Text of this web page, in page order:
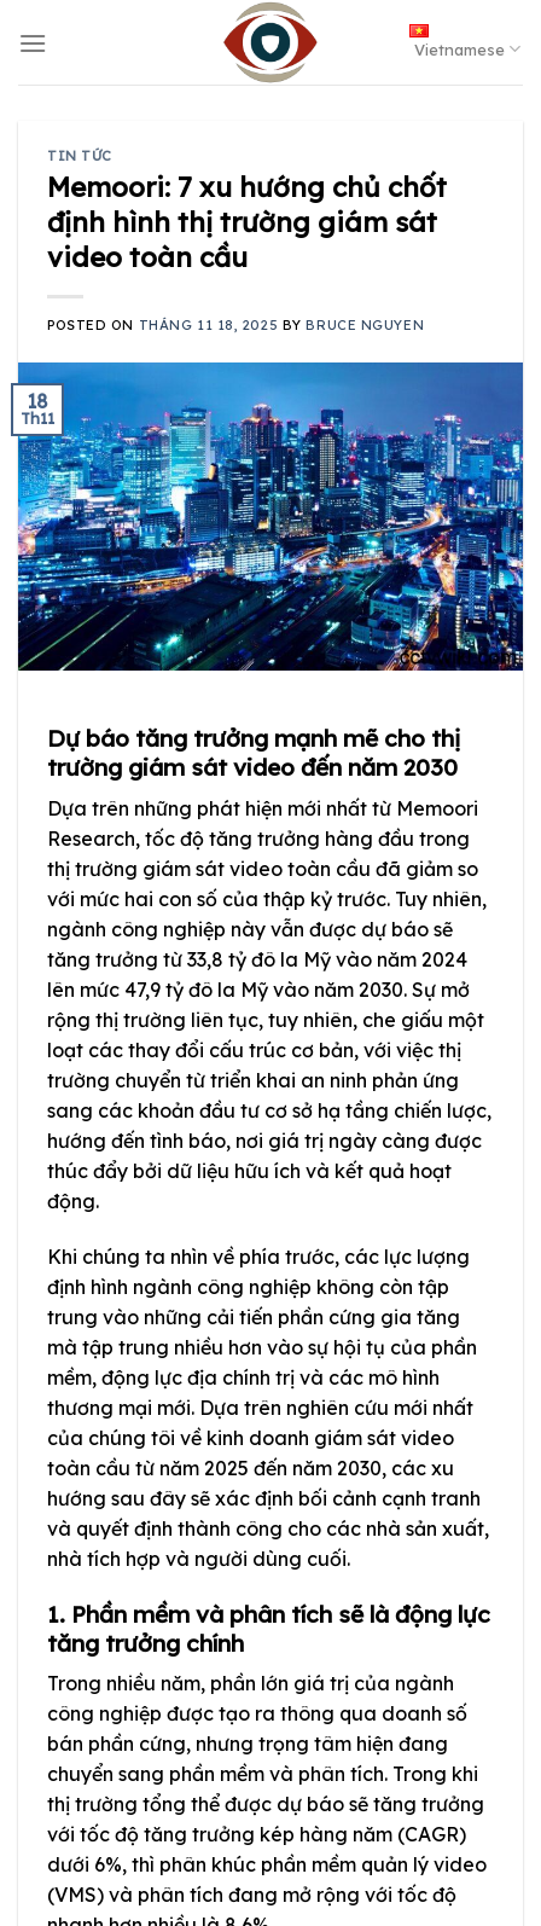
Vietnamese
TIN TỨC
Memoori: 7 xu hướng chủ chốt
định hình thị trường giám sát
video toàn cầu
POSTED ON THÁNG 11 18, 2025 BYBRUCE NGUYEN
18
Th11
Dự báo tăng trưởng mạnh mẽ cho thị
trường giám sát video đến năm 2030
Dựa trên những phát hiện mới nhất từ Memoori
Research, tốc độ tăng trưởng hàng đầu trong
thị trường giám sát video toàn cầu đã giảm so
với mức hai con số của thập kỷ trước. Tuy nhiên,
ngành công nghiệp này vẫn được dự báo sẽ
tăng trưởng từ 33,8 tỷ đô la Mỹ vào năm 2024
lên mức 47,9 tỷ đô la Mỹ vào năm 2030. Sự mở
rộng thị trường liên tục, tuy nhiên, che giấu một
loạt các thay đổi cấu trúc cơ bản, với việc thị
trường chuyển từ triển khai an ninh phản ứng
sang các khoản đầu tư cơ sở hạ tầng chiến lược,
hướng đến tình báo, nơi giá trị ngày càng được
thúc đẩy bởi dữ liệu hữu ích và kết quả hoạt
động.
Khi chúng ta nhìn về phía trước, các lực lượng
định hình ngành công nghiệp không còn tập
trung vào những cải tiến phần cứng gia tăng
mà tập trung nhiều hơn vào sự hội tụ của phần
mềm, động lực địa chính trị và các mô hình
thương mại mới. Dựa trên nghiên cứu mới nhất
của chúng tôi về kinh doanh giám sát video
toàn cầu từ năm 2025 đến năm 2030, các xu
hướng sau đây sẽ xác định bối cảnh cạnh tranh
và quyết định thành công cho các nhà sản xuất,
nhà tích hợp và người dùng cuối.
1. Phần mềm và phân tích sẽ là động lực
tăng trưởng chính
Trong nhiều năm, phần lớn giá trị của ngành
công nghiệp được tạo ra thông qua doanh số
bán phần cứng, nhưng trọng tâm hiện đang
chuyển sang phần mềm và phân tích. Trong khi
thị trường tổng thể được dự báo sẽ tăng trưởng
với tốc độ tăng trưởng kép hàng năm (CAGR)
dưới 6%, thì phân khúc phần mềm quản lý video
(VMS) và phân tích đang mở rộng với tốc độ